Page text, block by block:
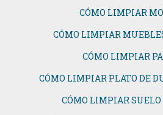
CÓMO LIMPIAR
CÓMO LIMPIAR
CÓMO LIMPIAR
CÓMO LIMPIAR PLATO DE
CÓMO LIMPIAR